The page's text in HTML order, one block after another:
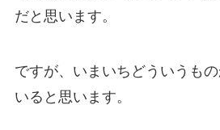
だと思います。
ですが、いまいちどういうも
いると思います。